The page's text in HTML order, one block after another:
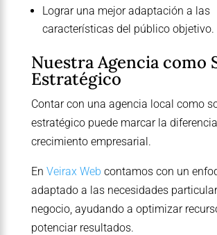
Lograr una mejor adaptación a las
características del público objetivo.
Nuestra Agencia como
Estratégico
Contar con una agencia local como
estratégico puede marcar la
crecimiento empresarial.
En Veirax Web contamos con un
adaptado a las necesidades
negocio, ayudando a optimizar
potenciar resultados.